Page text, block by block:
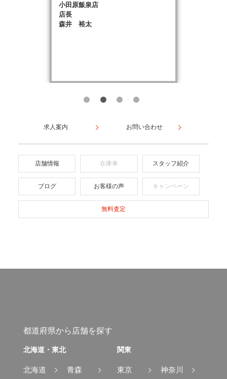
小田原飯泉店
店長
森井 裕太
求人案内 お問い合わせ
店舗情報 在庫車 スタッフ紹介
ブログ お客様の声 キャンペーン
無料査定
都道府県から店舗を探す
北海道・東北
北海道
青森
関東
東京
神奈川